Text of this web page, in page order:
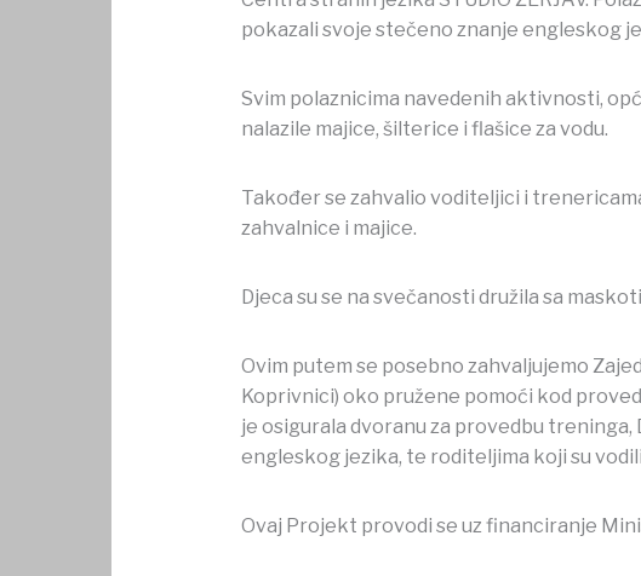
pokazali svoje stečeno znanje engleskog
Svim polaznicima navedenih aktivnosti,
nalazile majice, šilterice i flašice za vodu.
Također se zahvalio voditeljici i
zahvalnice i majice.
Djeca su se na svečanosti družila sa
Ovim putem se posebno zahvaljujemo
Koprivnici) oko pružene pomoći kod
je osigurala dvoranu za provedbu
engleskog jezika, te roditeljima koji su
Ovaj Projekt provodi se uz financiranje